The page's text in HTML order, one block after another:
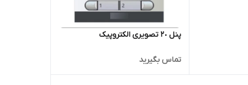
پنل ٢٠ تصویری الکتروپیک
تماس بگیرید